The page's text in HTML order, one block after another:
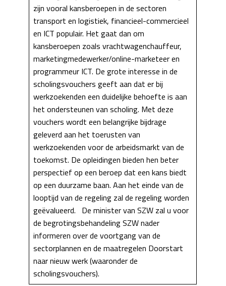
zijn vooral kansberoepen in de sectoren
transport en logistiek, financieel-commercieel
en ICT populair. Het gaat dan om
kansberoepen zoals vrachtwagenchauffeur,
marketingmedewerker/online-marketeer en
programmeur ICT. De grote interesse in de
scholingsvouchers geeft aan dat er bij
werkzoekenden een duidelijke behoefte is aan
het ondersteunen van scholing. Met deze
vouchers wordt een belangrijke bijdrage
geleverd aan het toerusten van
werkzoekenden voor de arbeidsmarkt van de
toekomst. De opleidingen bieden hen beter
perspectief op een beroep dat een kans biedt
op een duurzame baan. Aan het einde van de
looptijd van de regeling zal de regeling worden
geëvalueerd. De minister van SZW zal u voor
de begrotingsbehandeling SZW nader
informeren over de voortgang van de
sectorplannen en de maatregelen Doorstart
naar nieuw werk (waaronder de
scholingsvouchers).